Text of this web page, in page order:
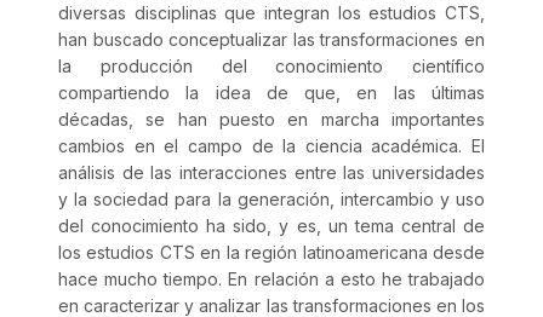
diversas disciplinas que integran los estudios CTS,
han buscado conceptualizar las transformaciones en
la producción del conocimiento científico
compartiendo la idea de que, en las últimas
décadas, se han puesto en marcha importantes
cambios en el campo de la ciencia académica. El
análisis de las interacciones entre las universidades
y la sociedad para la generación, intercambio y uso
del conocimiento ha sido, y es, un tema central de
los estudios CTS en la región latinoamericana desde
hace mucho tiempo. En relación a esto he trabajado
en caracterizar y analizar las transformaciones en los